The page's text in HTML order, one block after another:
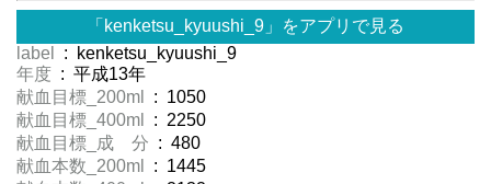
「kenketsu_kyuushi_9」をアプリで見る
label
: kenketsu_kyuushi_9
年度 : 平成13年
献血目標_200ml
: 1050
献血目標_400ml
: 2250
献血目標_成 分 : 480
献血本数_200ml
: 1445